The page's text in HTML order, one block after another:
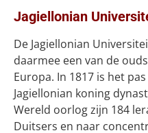
Jagiellonian
De Jagiellonian
daarmee een van de
Europa. In 1817 is het
Jagiellonian koning
Wereld oorlog zijn 184
Duitsers en naar